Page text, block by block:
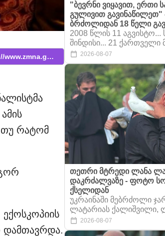
https://www.zmna.ge/news/davtesavt-da-ga...
თუ რატომ
ექოსკოპიის
დამთავრდა.
"ბევრნი ვიყავით, ერთი
გულივით გავინაწილეთ"
ბრძოლიდან 18 წელი
2008 წლის 11
შინდისი... 21 ქართველი
2026-08-07
თეთრი მტრედი ლანა
დაკრძალვაზე - ფოტო
ქსელიდან
უკრაინაში მებრძოლი
ლატარიას ქალიშვილი,
2026-08-07